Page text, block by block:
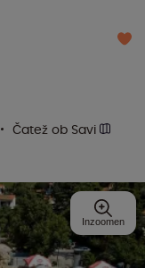
Čatež ob Savi
Inzoomen